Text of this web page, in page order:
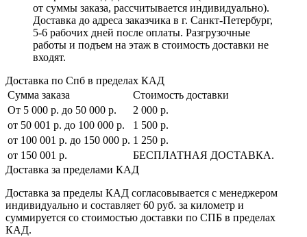
от суммы заказа, рассчитывается индивидуально).
Доставка до адреса заказчика в г. Санкт-Петербург,
5-6 рабочих дней после оплаты. Разгрузочные
работы и подъем на этаж в стоимость доставки не
входят.
Доставка по Спб в пределах КАД
Сумма заказа
Стоимость доставки
От 5 000 р. до 50 000 р.
2 000 р.
от 50 001 р. до 100 000 р.
1 500 р.
от 100 001 р. до 150 000 р. 1 250 р.
от 150 001 р.
БЕСПЛАТНАЯ ДОСТАВКА.
Доставка за пределами КАД
Доставка за пределы КАД согласовывается с менеджером
индивидуально и составляет 60 руб. за километр и
суммируется со стоимостью доставки по СПБ в пределах
КАД.